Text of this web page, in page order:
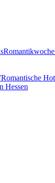
Romantische
Hessen